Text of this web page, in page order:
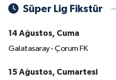
Süper Lig Fikstür
14 Ağustos, Cuma
Galatasaray - Çorum FK
15 Ağustos, Cumartesi